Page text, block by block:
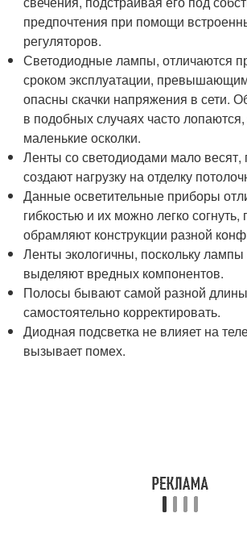
предпочтения при помощи
регуляторов.
Светодиодные лампы, отличаются
сроком эксплуатации,
опасны скачки напряжения в сети.
в подобных случаях часто
маленькие осколки.
Ленты со светодиодами мало весят,
создают нагрузку на отделку
Данные осветительные приборы
гибкостью и их можно легко
обрамляют конструкции разной
Ленты экологичны, поскольку
выделяют вредных компонентов.
Полосы бывают самой разной
самостоятельно корректировать.
Диодная подсветка не влияет на
вызывает помех.